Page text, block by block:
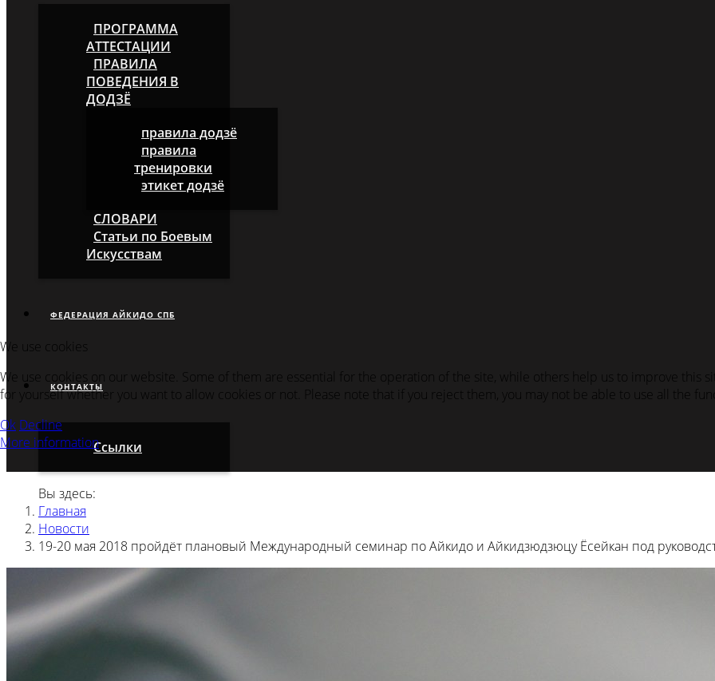
ПРОГРАММА
АТТЕСТАЦИИ
ПРАВИЛА
ПОВЕДЕНИЯ В
ДОДЗЁ
правила додзё
правила
тренировки
этикет додзё
СЛОВАРИ
Статьи по Боевым
Искусствам
ФЕДЕРАЦИЯ АЙКИДО СПБ
КОНТАКТЫ
Ссылки
Вы здесь:
Главная
Новости
19-20 мая 2018 пройдёт плановый Международный семинар по Айкидо и Айкидзюдзюцу Ёсейкан под
We use cookies
We use cookies on our website. Some of them are essential for the operation of the site, while others help us to improve this
for yourself whether you want to allow cookies or not. Please note that if you reject them, you may not be able to use all the
Ok Decline
More information